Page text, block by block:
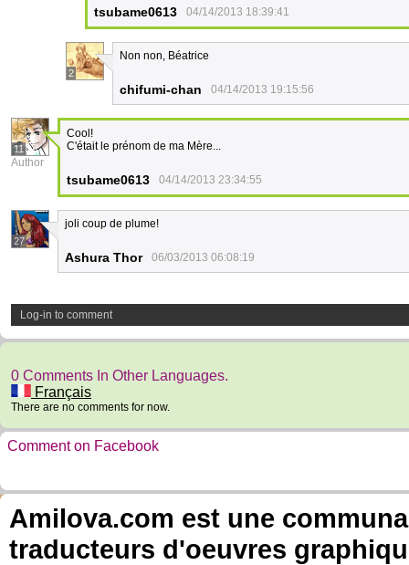
tsubame0613 04/14/2013 18:39:41
2
Non non, Béatrice
chifumi-chan 04/14/2013 19:15:56
11
Author
Cool!
C'était le prénom de ma Mère...
tsubame0613 04/14/2013 23:34:55
27
joli coup de plume!
Ashura Thor 06/03/2013 06:08:19
Log-in to comment
0 Comments In Other Languages.
Français
There are no comments for now.
Comment on Facebook
Amilova.com est une
traducteurs d'oeuvres